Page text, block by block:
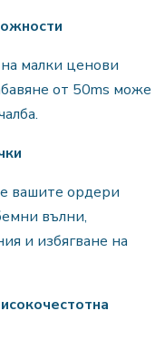
малки ценови
от 50ms може
вашите ордери
вълни,
и избягване на